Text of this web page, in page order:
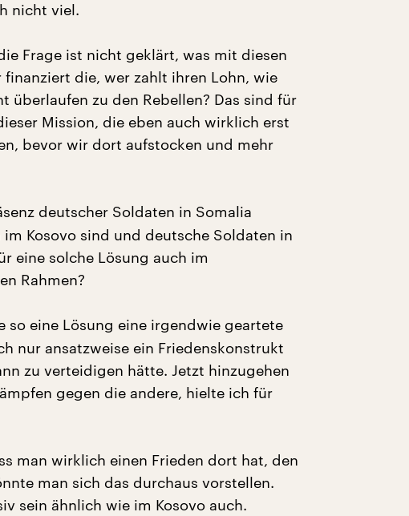
nicht viel.
Frage ist nicht geklärt, was mit diesen
die, wer zahlt ihren Lohn, wie
überlaufen zu den Rebellen? Das sind für
Mission, die eben auch wirklich erst
bevor wir dort aufstocken und mehr
deutscher Soldaten in Somalia
Kosovo sind und deutsche Soldaten in
eine solche Lösung auch im
Rahmen?
so eine Lösung eine irgendwie geartete
nur ansatzweise ein Friedenskonstrukt
zu verteidigen hätte. Jetzt hinzugehen
gegen die andere, hielte ich für
man wirklich einen Frieden dort hat, den
man sich das durchaus vorstellen.
sein ähnlich wie im Kosovo auch.